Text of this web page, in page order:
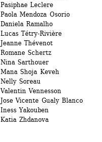
Pasiphae Leclere
Paola Mendoza Osorio
Daniela Ramalho
Lucas Tétry-Rivière
Jeanne Thévenot
Romane Schertz
Nina Sarthouer
Mana Shoja Keveh
Nelly Soreau
Valentin Vennesson
Jose Vicente Gualy Blanco
Iness Yakouben
Katia Zhdanova